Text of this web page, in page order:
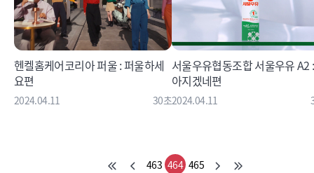
헨켈홈케어코리아 퍼울 : 퍼울하세
요편
2024.04.11 30초
서울우유협동조합 서울우유 A2
아지겠네편
2024.04.11
463 464 465